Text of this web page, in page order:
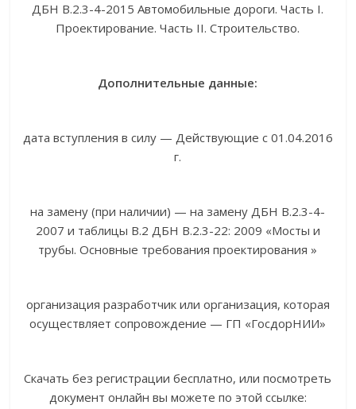
ДБН В.2.3-4-2015 Автомобильные дороги. Часть I.
Проектирование. Часть II. Строительство.
Дополнительные данные:
дата вступления в силу — Действующие с 01.04.2016
г.
на замену (при наличии) — на замену ДБН В.2.3-4-
2007 и таблицы В.2 ДБН В.2.3-22: 2009 «Мосты и
трубы. Основные требования проектирования »
организация разработчик или организация, которая
осуществляет сопровождение — ГП «ГосдорНИИ»
Скачать без регистрации бесплатно, или посмотреть
документ онлайн вы можете по этой ссылке: